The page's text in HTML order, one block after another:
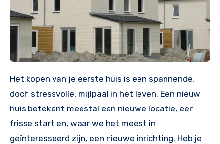
Het kopen van je eerste huis is een spannende,
doch stressvolle, mijlpaal in het leven. Een nieuw
huis betekent meestal een nieuwe locatie, een
frisse start en, waar we het meest in
geïnteresseerd zijn, een nieuwe inrichting. Heb je